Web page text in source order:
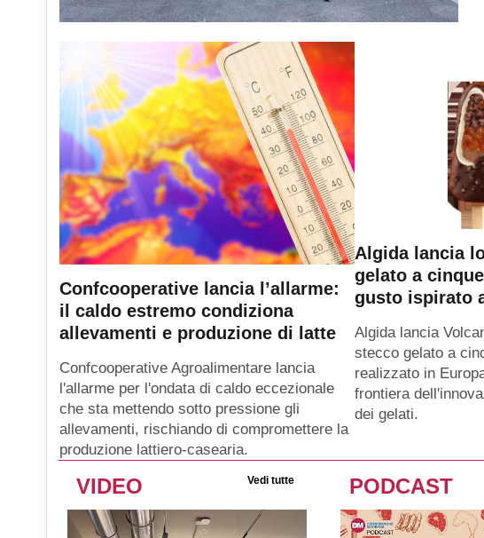
Confcooperative lancia l’allarme:
il caldo estremo condiziona
allevamenti e produzione di latte
Confcooperative Agroalimentare lancia
l'allarme per l'ondata di caldo eccezionale
che sta mettendo sotto pressione gli
allevamenti, rischiando di compromettere la
produzione lattiero-casearia.
Algida lancia
gelato a
gusto ispirato
Algida lancia
stecco gelato a
realizzato in
frontiera
dei gelati.
VIDEO Vedi tutte PODCAST